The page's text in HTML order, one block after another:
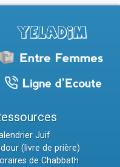
Juif
(livre de prière)
de Chabbath